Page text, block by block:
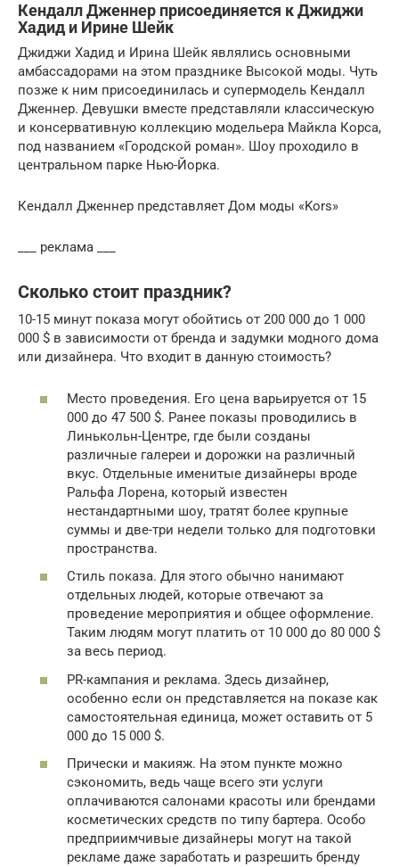
Кендалл Дженнер присоединяется к Джиджи
Хадид и Ирине Шейк
Джиджи Хадид и Ирина Шейк являлись основными
амбассадорами на этом празднике Высокой моды. Чуть
позже к ним присоединилась и супермодель Кендалл
Дженнер. Девушки вместе представляли классическую
и консервативную коллекцию модельера Майкла Корса,
под названием «Городской роман». Шоу проходило в
центральном парке Нью-Йорка.
Кендалл Дженнер представляет Дом моды «Kors»
___ реклама ___
Сколько стоит праздник?
10-15 минут показа могут обойтись от 200 000 до 1 000
000 $ в зависимости от бренда и задумки модного дома
или дизайнера. Что входит в данную стоимость?
Место проведения. Его цена варьируется от 15
000 до 47 500 $. Ранее показы проводились в
Линькольн-Центре, где были созданы
различные галереи и дорожки на различный
вкус. Отдельные именитые дизайнеры вроде
Ральфа Лорена, который известен
нестандартными шоу, тратят более крупные
суммы и две-три недели только для подготовки
пространства.
Стиль показа. Для этого обычно нанимают
отдельных людей, которые отвечают за
проведение мероприятия и общее оформление.
Таким людям могут платить от 10 000 до 80 000 $
за весь период.
PR-кампания и реклама. Здесь дизайнер,
особенно если он представляется на показе как
самостоятельная единица, может оставить от 5
000 до 15 000 $.
Прически и макияж. На этом пункте можно
сэкономить, ведь чаще всего эти услуги
оплачиваются салонами красоты или брендами
косметических средств по типу бартера. Особо
предприимчивые дизайнеры могут на такой
рекламе даже заработать и разрешить бренду